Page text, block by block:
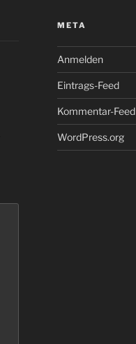
META
Anmelden
Eintrags-Feed
Kommentar-Feed
WordPress.org